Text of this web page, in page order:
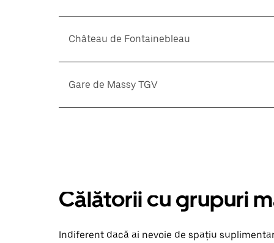
Château de Fontainebleau
Gare de Massy TGV
Călătorii cu grupuri
Indiferent dacă ai nevoie de spațiu